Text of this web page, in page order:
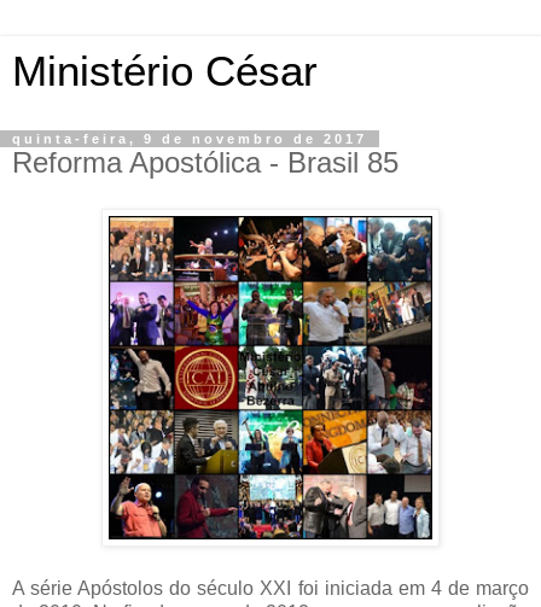
Ministério César
quinta-feira, 9 de novembro de 2017
Reforma Apostólica - Brasil 85
A série Apóstolos do século XXI foi iniciada em 4 de março